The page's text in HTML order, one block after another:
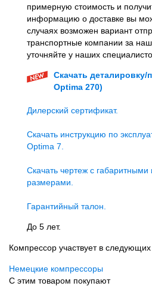
примерную стоимость и
информацию о доставке вы
случаях возможен вариант
транспортные компании за
уточняйте у наших
Скачать деталировку/
Optima 270)
Дилерский сертификат.
Скачать инструкцию по
Optima 7.
Скачать чертеж c
размерами.
Гарантийный талон.
До 5 лет.
Компрессор участвует в
Немецкие компрессоры
С этим товаром покупают